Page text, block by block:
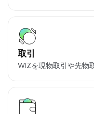
取引
WIZを現物取引や先物